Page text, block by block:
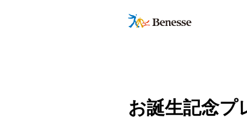
お誕生記念プ